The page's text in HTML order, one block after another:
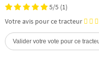
5/5 (1)
Votre avis pour ce tracteur